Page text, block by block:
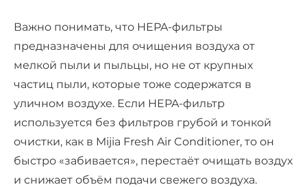
Важно понимать, что HEPA-фильтры
предназначены для очищения воздуха от
мелкой пыли и пыльцы, но не от крупных
частиц пыли, которые тоже содержатся в
уличном воздухе. Если HEPA-фильтр
используется без фильтров грубой и тонкой
очистки, как в Mijia Fresh Air Conditioner, то он
быстро «забивается», перестаёт очищать воздух
и снижает объём подачи свежего воздуха.